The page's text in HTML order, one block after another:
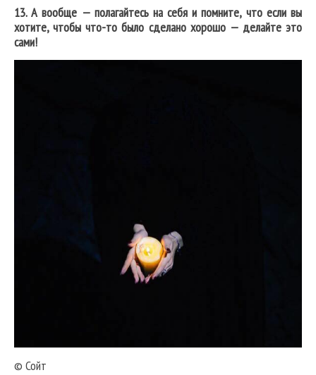
13. А вообще — полагайтесь на себя и помните, что если вы
хотите, чтобы что-то было сделано хорошо — делайте это
сами!
© Сойт